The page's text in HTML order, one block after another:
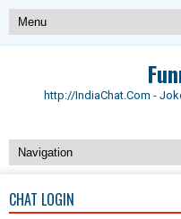
http://IndiaChat.Com -
CHAT LOGIN